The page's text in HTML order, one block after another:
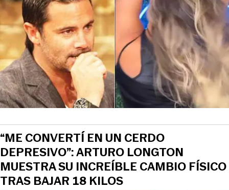
“ME CONVERTÍ EN UN CERDO
DEPRESIVO”: ARTURO LONGTON
MUESTRA SU INCREÍBLE CAMBIO FÍSICO
TRAS BAJAR 18 KILOS